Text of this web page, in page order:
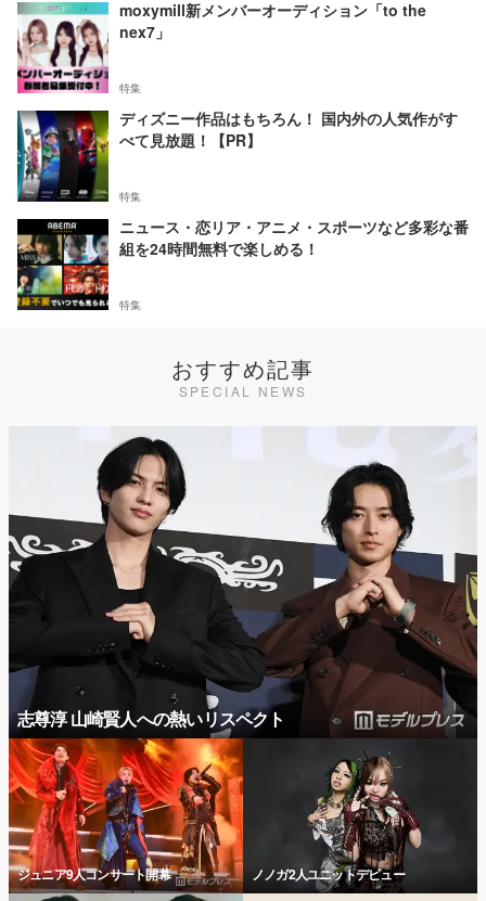
moxymill新メンバーオーディション「to the
nex7」
特集
ディズニー作品はもちろん！ 国内外の人気作がす
べて見放題！【PR】
特集
ニュース・恋リア・アニメ・スポーツなど多彩な番
組を24時間無料で楽しめる！
特集
おすすめ記事
SPECIAL NEWS
志尊淳 山崎賢人への熱いリスペクト
ジュニア9人コンサート開幕 ノノガ2人ユニットデビュー